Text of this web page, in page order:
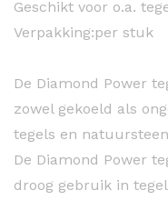
Geschikt voor o.a.
Verpakking:per stuk
De Diamond Power
zowel gekoeld als
tegels en
De Diamond Power
droog gebruik in